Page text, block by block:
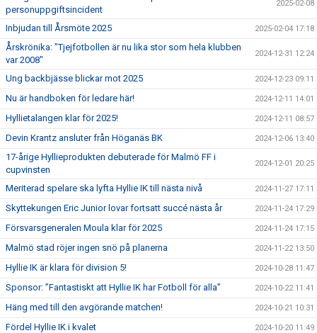
personuppgiftsincident
2025-02-08
Inbjudan till Årsmöte 2025 2025-02-04 17:18
Årskrönika: "Tjejfotbollen är nu lika stor som hela klubben
var 2008"
2024-12-31 12:24
Ung backbjässe blickar mot 2025 2024-12-23 09:11
Nu är handboken för ledare här! 2024-12-11 14:01
Hyllietalangen klar för 2025! 2024-12-11 08:57
Devin Krantz ansluter från Höganäs BK 2024-12-06 13:40
17-årige Hyllieprodukten debuterade för Malmö FF i
cupvinsten
2024-12-01 20:25
Meriterad spelare ska lyfta Hyllie IK till nästa nivå 2024-11-27 17:11
Skyttekungen Eric Junior lovar fortsatt succé nästa år 2024-11-24 17:29
Försvarsgeneralen Moula klar för 2025 2024-11-24 17:15
Malmö stad röjer ingen snö på planerna 2024-11-22 13:50
Hyllie IK är klara för division 5! 2024-10-28 11:47
Sponsor: ”Fantastiskt att Hyllie IK har Fotboll för alla” 2024-10-22 11:41
Häng med till den avgörande matchen! 2024-10-21 10:31
Fördel Hyllie IK i kvalet 2024-10-20 11:49